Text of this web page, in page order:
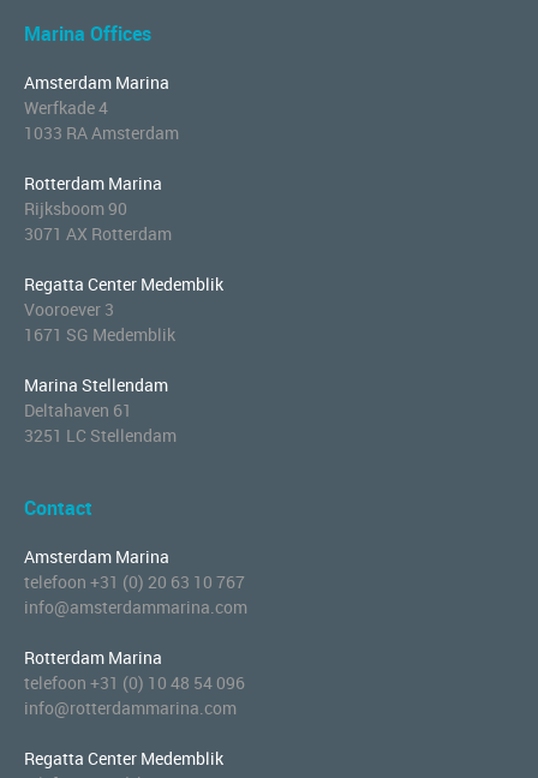
Marina Offices
Amsterdam Marina
Werfkade 4
1033 RA Amsterdam
Rotterdam Marina
Rijksboom 90
3071 AX Rotterdam
Regatta Center Medemblik
Vooroever 3
1671 SG Medemblik
Marina Stellendam
Deltahaven 61
3251 LC Stellendam
Contact
Amsterdam Marina
telefoon +31 (0) 20 63 10 767
info@amsterdammarina.com
Rotterdam Marina
telefoon +31 (0) 10 48 54 096
info@rotterdammarina.com
Regatta Center Medemblik